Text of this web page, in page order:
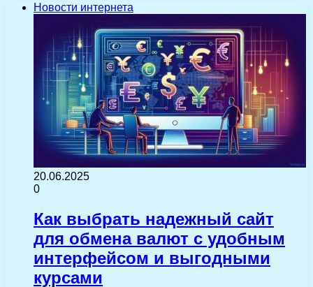
Новости интернета
20.06.2025
0
Как выбрать надежный сайт
для обмена валют с удобным
интерфейсом и выгодными
курсами